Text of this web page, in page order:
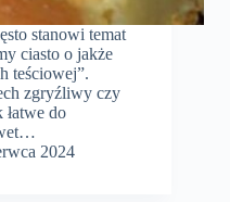
stanowi temat
ciasto o jakże
teściowej”.
zgryźliwy czy
łatwe do
2024